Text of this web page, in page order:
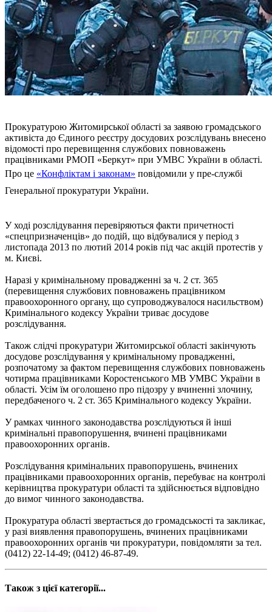
Прокуратурою Житомирської області за заявою громадського
активіста до Єдиного реєстру досудових розслідувань внесено
відомості про перевищення службових повноважень
працівниками РМОП «Беркут» при УМВС України в області.
Про це «Конфліктам і законам» повідомили у пре-службі
Генеральної прокуратури України.
У ході розслідування перевіряються факти причетності
«спецпризначенців» до подій, що відбувалися у період з
листопада 2013 по лютий 2014 років під час акцій протестів у
м. Києві.
Наразі у кримінальному провадженні за ч. 2 ст. 365
(перевищення службових повноважень працівником
правоохоронного органу, що супроводжувалося насильством)
Кримінального кодексу України триває досудове
розслідування.
Також слідчі прокуратури Житомирської області закінчують
досудове розслідування у кримінальному провадженні,
розпочатому за фактом перевищення службових повноважень
чотирма працівниками Коростенського МВ УМВС України в
області. Усім їм оголошено про підозру у вчиненні злочину,
передбаченого ч. 2 ст. 365 Кримінального кодексу України.
У рамках чинного законодавства розслідуються й інші
кримінальні правопорушення, вчинені працівниками
правоохоронних органів.
Розслідування кримінальних правопорушень, вчинених
працівниками правоохоронних органів, перебуває на контролі
керівництва прокуратури області та здійснюється відповідно
до вимог чинного законодавства.
Прокуратура області звертається до громадськості та закликає,
у разі виявлення правопорушень, вчинених працівниками
правоохоронних органів чи прокуратури, повідомляти за тел.
(0412) 22-14-49; (0412) 46-87-49.
Також з цієї категорії...